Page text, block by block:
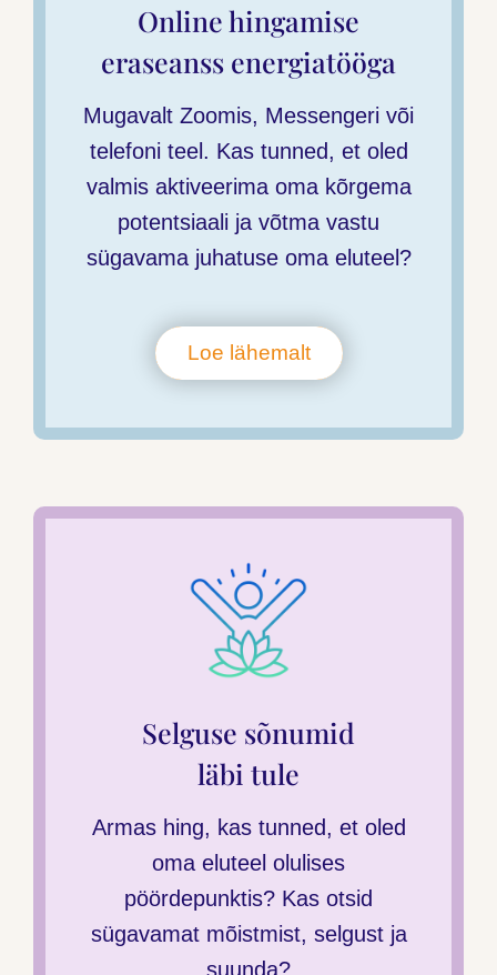
Online hingamise
eraseanss energiatööga
Mugavalt Zoomis, Messengeri või
telefoni teel. Kas tunned, et oled
valmis aktiveerima oma kõrgema
potentsiaali ja võtma vastu
sügavama juhatuse oma eluteel?
Loe lähemalt
Selguse sõnumid
läbi tule
Armas hing, kas tunned, et oled
oma eluteel olulises
pöördepunktis? Kas otsid
sügavamat mõistmist, selgust ja
suunda?